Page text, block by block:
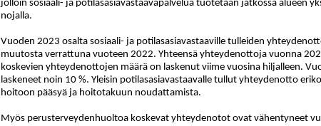
jolloin sosiaali- ja potilasasiavastaavapalvelua tuotetaan jatkossa alueen
nojalla.
Vuoden 2023 osalta sosiaali- ja potilasasiavastaaville tulleiden
muutosta verrattuna vuoteen 2022. Yhteensä yhteydenottoja vuonna
koskevien yhteydenottojen määrä on laskenut viime vuosina hiljalleen.
laskeneet noin 10 %. Yleisin potilasasiavastaavalle tullut yhteydenotto
hoitoon pääsyä ja hoitotakuun noudattamista.
Myös perusterveydenhuoltoa koskevat yhteydenotot ovat vähentyneet